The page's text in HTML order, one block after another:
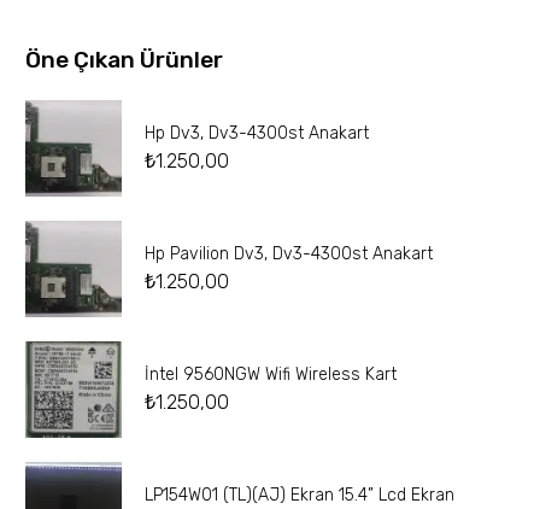
Öne Çıkan Ürünler
Hp Dv3, Dv3-4300st Anakart
₺1.250,00
Hp Pavilion Dv3, Dv3-4300st Anakart
₺1.250,00
İntel 9560NGW Wifi Wireless Kart
₺1.250,00
LP154W01 (TL)(AJ) Ekran 15.4” Lcd Ekran